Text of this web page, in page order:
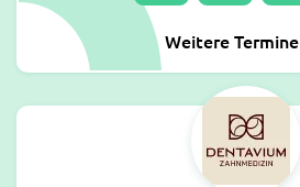
Weitere Termine